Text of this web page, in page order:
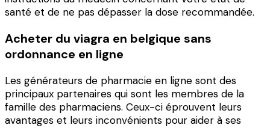
santé et de ne pas dépasser la dose recommandée.
Acheter du viagra en belgique sans
ordonnance en ligne
Les générateurs de pharmacie en ligne sont des
principaux partenaires qui sont les membres de la
famille des pharmaciens. Ceux-ci éprouvent leurs
avantages et leurs inconvénients pour aider à ses